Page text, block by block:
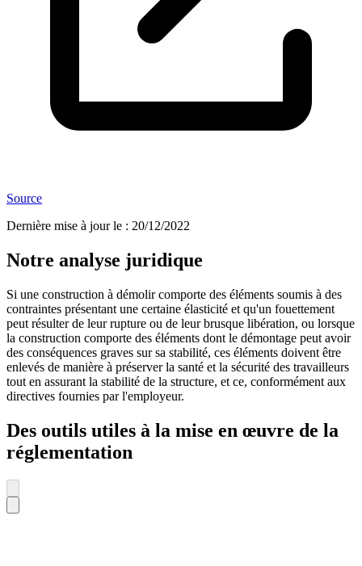
Source
Dernière mise à jour le : 20/12/2022
Notre analyse juridique
Si une construction à démolir comporte des éléments soumis à des
contraintes présentant une certaine élasticité et qu'un fouettement
peut résulter de leur rupture ou de leur brusque libération, ou lorsque
la construction comporte des éléments dont le démontage peut avoir
des conséquences graves sur sa stabilité, ces éléments doivent être
enlevés de manière à préserver la santé et la sécurité des travailleurs
tout en assurant la stabilité de la structure, et ce, conformément aux
directives fournies par l'employeur.
Des outils utiles à la mise en œuvre de la
réglementation